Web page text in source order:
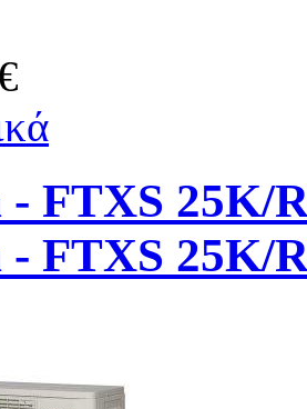
FTXS 25K/
FTXS 25K/